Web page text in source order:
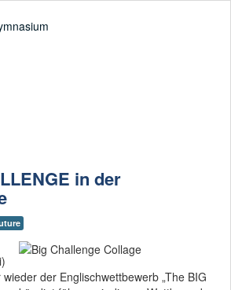
herrscht
vertrauensvolle
mit
- enden
in der
der Englischwettbewerb „The BIG